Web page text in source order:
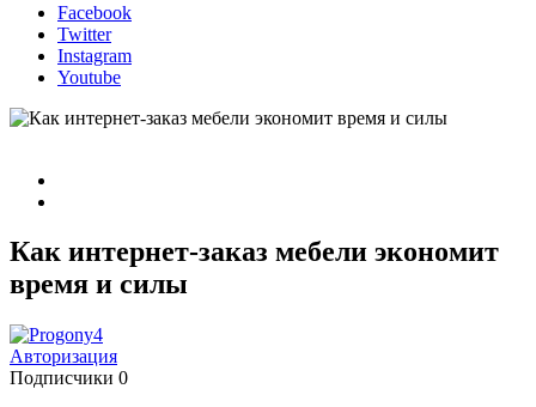
Facebook
Twitter
Instagram
Youtube
Как интернет-заказ мебели экономит
время и силы
Авторизация
Подписчики 0